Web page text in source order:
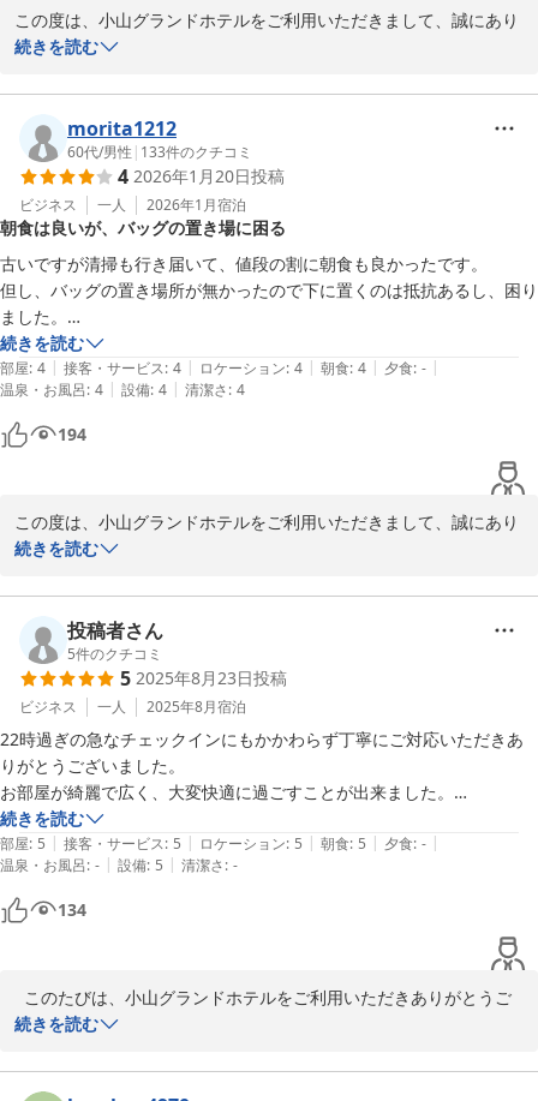
この度は、小山グランドホテルをご利用いただきまして、誠にあり
がとうございます。
お客様のご希望に添えられたこと、嬉しく存じます。
※ご朝食につきましては、お日にちによりバイキングまたは定食で
のご提供とさせていただいております。
ご指定は出来かねますので、予めご了承ください。
（バイキング／定食をお約束するものではございません。）
またのご利用をスタッフ一同、心よりお待ちしております。
小山グランドホテル
2026-01-06
続きを読む
morita1212
60代/男性 | 133件のクチコミ
4 2026年1月20日投稿
ビジネス 一人 2026年1月宿泊
朝食は良いが、バッグの置き場に困る
古いですが清掃も行き届いて、値段の割に朝食も良かったです。
但し、バッグの置き場所が無かったので下に置くのは抵抗あるし、困り
ました。
デスクに置きましたが、デスクを使ってパソコンを使う時はベッドに移
動しました。
続きを読む
部屋: 4 | 接客・サービス: 4 | ロケーション: 4 | 朝食: 4 | 夕食: - |
温泉・お風呂: 4 | 設備: 4 | 清潔さ: 4
194
この度は、小山グランドホテルをご利用いただきまして、誠にあり
がとうございました。
荷物置きスペースにつきましては、荷物台を設置するなど今後の課
題として検討させていただきます。
貴重なご意見ありがとうございました。
またのご利用をスタッフ一同、心よりお待ちしております。
小山グランドホテル
2026-01-20
続きを読む
投稿者さん
5件のクチコミ
5 2025年8月23日投稿
ビジネス 一人 2025年8月宿泊
22時過ぎの急なチェックインにもかかわらず丁寧にご対応いただきあ
りがとうございました。
お部屋が綺麗で広く、大変快適に過ごすことが出来ました。
朝食もとても美味しかったです。スタッフさんがこまめにお料理の確認
や提供をしていて、あたたかい食事をとることが出来ました。
また利用したいです!
続きを読む
部屋: 5 | 接客・サービス: 5 | ロケーション: 5 | 朝食: 5 | 夕食: - |
温泉・お風呂: - | 設備: 5 | 清潔さ: -
134
  このたびは、小山グランドホテルをご利用いただきありがとうご
ざいます。
しく思っております。 また、朝食スタッフの対応にもご満足いただ
続きを読む